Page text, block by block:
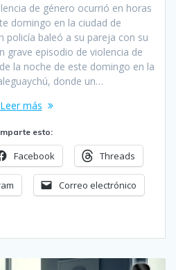
de género ocurrió en horas
domingo en la ciudad de
policía baleó a su pareja con su
grave episodio de violencia de
la noche de este domingo en la
donde un…
Leer más
esto:
Facebook Threads
Correo electrónico